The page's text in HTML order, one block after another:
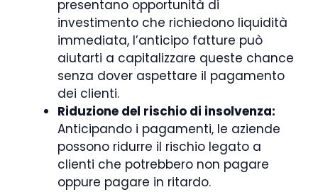
presentano opportunità di
investimento che richiedono liquidità
immediata, l’anticipo fatture può
aiutarti a capitalizzare queste chance
senza dover aspettare il pagamento
dei clienti.
Riduzione del rischio di insolvenza:
Anticipando i pagamenti, le aziende
possono ridurre il rischio legato a
clienti che potrebbero non pagare
oppure pagare in ritardo.